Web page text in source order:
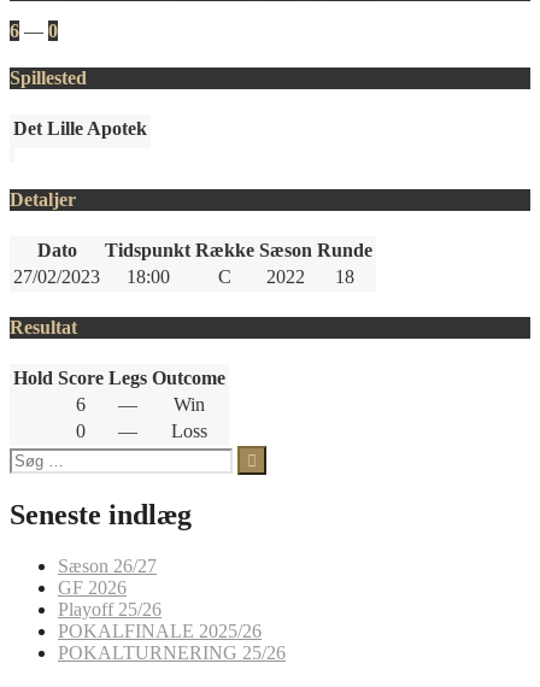
6 — 0
Spillested
Det Lille Apotek
Detaljer
Dato Tidspunkt Række Sæson Runde
27/02/2023
18:00 C 2022 18
Resultat
Hold Score Legs Outcome
6
—
Win
0
—
Loss
Søg
efter:
Seneste indlæg
Sæson 26/27
GF 2026
Playoff 25/26
POKALFINALE 2025/26
POKALTURNERING 25/26